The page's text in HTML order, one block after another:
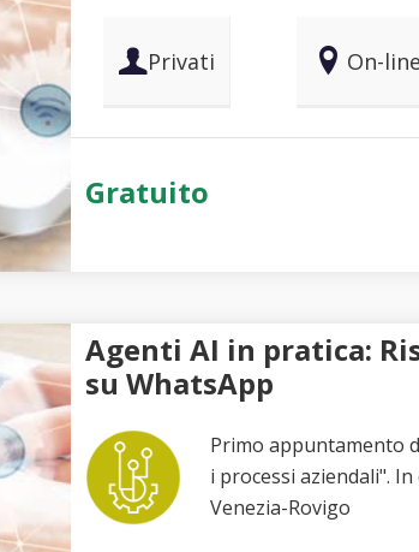
Privati On-line
Gratuito
Agenti AI in pratica:
su WhatsApp
Primo appuntamento
i processi aziendali".
Venezia-Rovigo